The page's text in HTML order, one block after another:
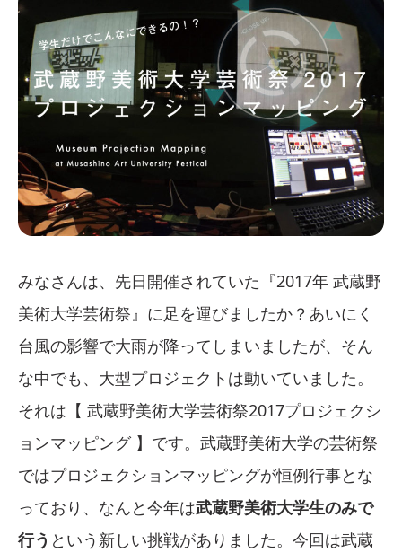
みなさんは、先日開催されていた『2017年 武蔵野
美術大学芸術祭』に足を運びましたか？あいにく
台風の影響で大雨が降ってしまいましたが、そん
な中でも、大型プロジェクトは動いていました。
それは【 武蔵野美術大学芸術祭2017プロジェクシ
ョンマッピング 】です。武蔵野美術大学の芸術祭
ではプロジェクションマッピングが恒例行事とな
っており、なんと今年は武蔵野美術大学生のみで
行う という新しい挑戦がありました。今回は武蔵